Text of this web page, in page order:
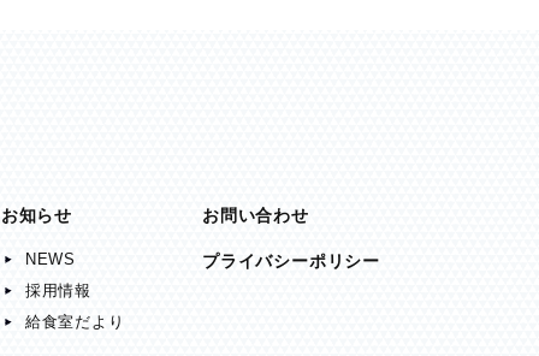
お知らせ
NEWS
採用情報
給食室だより
お問い合わせ
プライバシーポリシー